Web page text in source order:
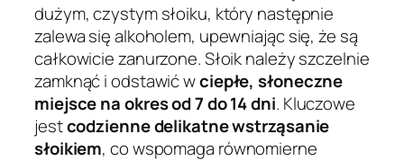
dużym, czystym słoiku, który następnie
zalewa się alkoholem, upewniając się, że są
całkowicie zanurzone. Słoik należy szczelnie
zamknąć i odstawić wciepłe, słoneczne
miejsce na okres od 7 do 14 dni. Kluczowe
jestcodzienne delikatne wstrząsanie
słoikiem, co wspomaga równomierne